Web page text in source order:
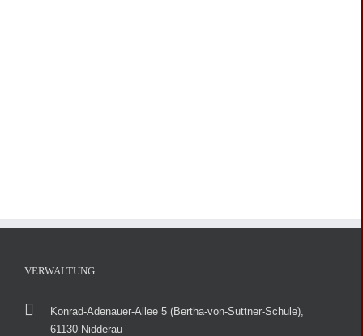
VERWALTUNG
Konrad-Adenauer-Allee 5 (Bertha-von-Suttner-Schule),
61130 Nidderau